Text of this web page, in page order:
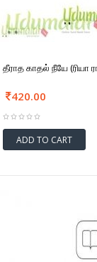
தீராத காதல் நீயே (ரியா
420.00
ADD TO CART